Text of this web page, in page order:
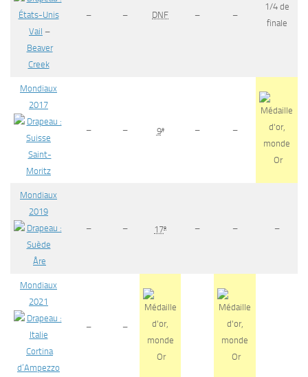
Vail –
Beaver
Creek
– – DNF – –
1/4 de
finale
Mondiaux
2017
Saint-
Moritz
– – 9e – –
Or
Mondiaux
2019
Åre
– – 17e – – –
Mondiaux
2021
Cortina
d’Ampezzo
– –
Or Or